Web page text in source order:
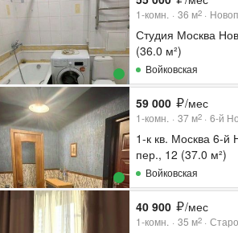
1-комн. 36 м2
Студия Москва
(36.0 м²)
Войковская
59 000 /мес
1-комн. 37 м2 6-й
1-к кв. Москва 6-й
пер., 12 (37.0 м²)
Войковская
40 900 /мес
1-комн. 35 м2